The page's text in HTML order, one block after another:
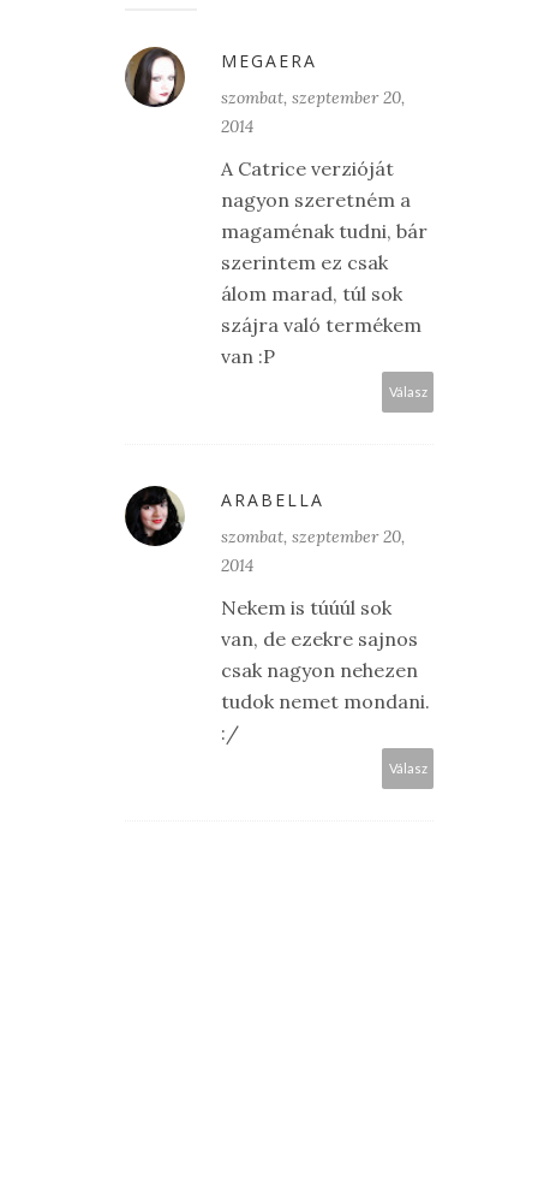
MEGAERA
szombat, szeptember 20,
2014
A Catrice verzióját
nagyon szeretném a
magaménak tudni, bár
szerintem ez csak
álom marad, túl sok
szájra való termékem
van :P
Válasz
ARABELLA
szombat, szeptember 20,
2014
Nekem is túúúl sok
van, de ezekre sajnos
csak nagyon nehezen
tudok nemet mondani.
:/
Válasz